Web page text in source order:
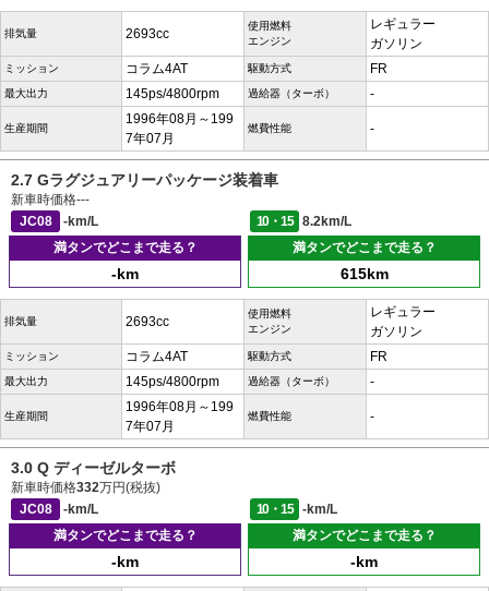
排気量 2693cc
使用燃料
エンジン
レギュラー
ガソリン
ミッション コラム4AT 駆動方式 FR
最大出力 145ps/4800rpm 過給器（ターボ） -
生産期間
1996年08月～199
7年07月
燃費性能 -
2.7 Gラグジュアリーパッケージ装着車
新車時価格---
JC08
-km/L 10・15
8.2km/L
満タンでどこまで走る？
-km
満タンでどこまで走る？
615km
排気量 2693cc
使用燃料
エンジン
レギュラー
ガソリン
ミッション コラム4AT 駆動方式 FR
最大出力 145ps/4800rpm 過給器（ターボ） -
生産期間
1996年08月～199
7年07月
燃費性能 -
3.0 Q ディーゼルターボ
新車時価格332万円(税抜)
JC08
-km/L 10・15
-km/L
満タンでどこまで走る？
-km
満タンでどこまで走る？
-km